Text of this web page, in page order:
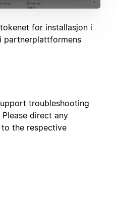
for installasjon i
partnerplattformens
troubleshooting
direct any
the respective